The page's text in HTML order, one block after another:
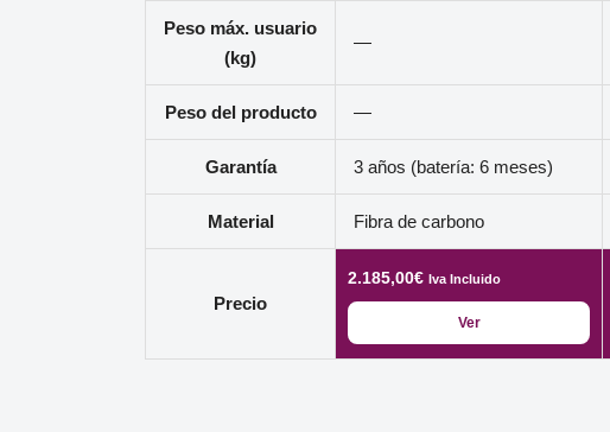
Peso máx. usuario
(kg)
—
Peso del producto —
Garantía 3 años (batería: 6 meses)
Material Fibra de carbono
Precio
2.185,00€ Iva Incluido
Ver